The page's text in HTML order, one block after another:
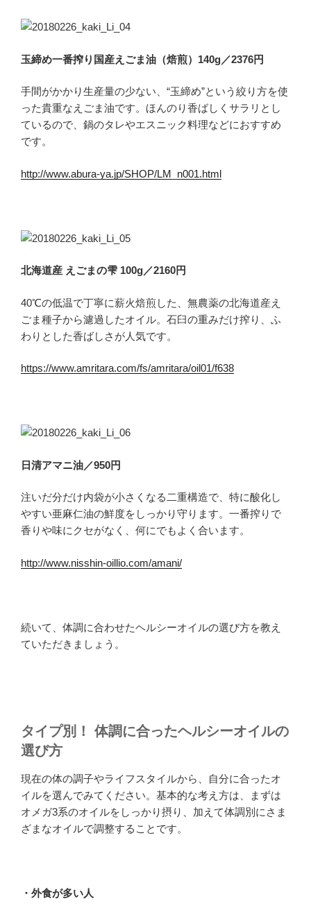
玉締め一番搾り国産えごま油（焙煎）140g／2376円
手間がかかり生産量の少ない、“玉締め”という絞り方を使
った貴重なえごま油です。ほんのり香ばしくサラリとし
ているので、鍋のタレやエスニック料理などにおすすめ
です。
http://www.abura-ya.jp/SHOP/LM_n001.html
北海道産 えごまの雫 100g／2160円
40℃の低温で丁寧に薪火焙煎した、無農薬の北海道産え
ごま種子から濾過したオイル。石臼の重みだけ搾り、ふ
わりとした香ばしさが人気です。
https://www.amritara.com/fs/amritara/oil01/f638
日清アマニ油／950円
注いだ分だけ内袋が小さくなる二重構造で、特に酸化し
やすい亜麻仁油の鮮度をしっかり守ります。一番搾りで
香りや味にクセがなく、何にでもよく合います。
http://www.nisshin-oillio.com/amani/
続いて、体調に合わせたヘルシーオイルの選び方を教え
ていただきましょう。
タイプ別！ 体調に合ったヘルシーオイルの
選び方
現在の体の調子やライフスタイルから、自分に合ったオ
イルを選んでみてください。基本的な考え方は、まずは
オメガ3系のオイルをしっかり摂り、加えて体調別にさま
ざまなオイルで調整することです。
・外食が多い人